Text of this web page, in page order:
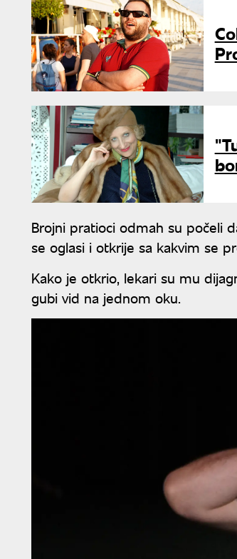
Brojni pratioci odmah su počeli
se oglasi i otkrije sa kakvim se
Kako je otkrio, lekari su mu
gubi vid na jednom oku.